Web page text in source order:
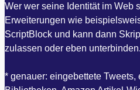
Wer wer seine Identität im Web
Erweiterungen wie
ScriptBlock und kann dann
zulassen oder eben unterbinden.
* genauer: eingebettete